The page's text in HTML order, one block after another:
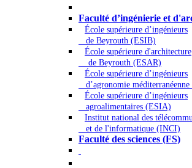
Faculté d’ingénierie et
École supérieure d’ingénieurs
de Beyrouth (ESIB)
École supérieure d'architecture
de Beyrouth (ESAR)
École supérieure d’ingénieurs
d’agronomie
École supérieure d’ingénieurs
agroalimentaires (ESIA)
Institut national des
et de l'informatique (INCI)
Faculté des sciences (FS)